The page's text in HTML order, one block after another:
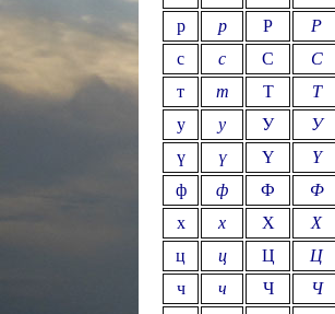
р
р Р Р
с
с С С
т
т Т Т
у
у У У
ү
ү Ү Ү
ф
ф Ф Ф
х
х Х Х
ц
ц Ц Ц
ч
ч Ч Ч